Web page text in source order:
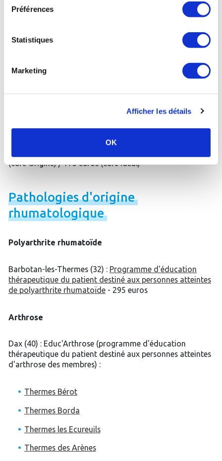
Préférences
Statistiques
Marketing
Afficher les détails
OK
thérapeutique du patient intégré à la cure thermale pour
des personnes présentant un syndrome métabolique
- 209 euros
(cure Origine) / 175 euros (cure Idéal)
Pathologiesd'origine
rhumatologique
Polyarthrite rhumatoïde
Barbotan-les-Thermes (32) : Programme d'éducation
thérapeutique du patient destiné aux personnes atteintes
de polyarthrite rhumatoïde- 295 euros
Arthrose
Dax (40) : Educ'Arthrose (programme d'éducation
thérapeutique du patient destiné aux personnes atteintes
d'arthrose des membres) :
Thermes Bérot
Thermes Borda
Thermes les Ecureuils
Thermes des Arènes